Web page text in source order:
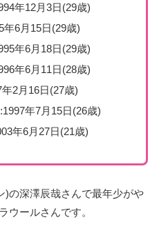
年12月3日(29歳)
年6月15日(29歳)
年6月18日(29歳)
年6月11日(28歳)
2月16日(27歳)
年7月15日(26歳)
年6月27日(21歳)
)の深澤辰哉さんで最年少がや
ウールさんです。